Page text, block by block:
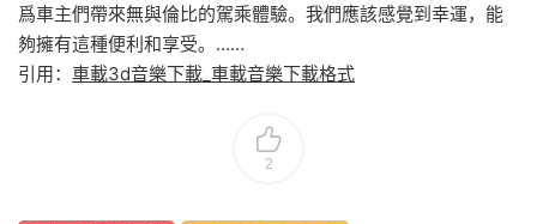
爲車主們帶來無與倫比的駕乘體驗。我們應該感覺到幸運，能
夠擁有這種便利和享受。……
引用： 車載3d音樂下載_車載音樂下載格式
2